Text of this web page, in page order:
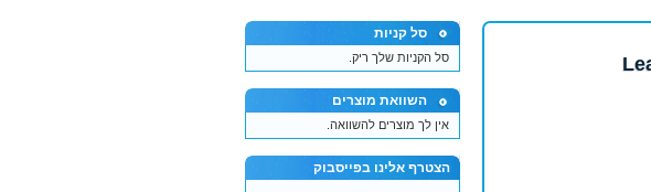
סל קניות
סל הקניות שלך ריק.
השוואת מוצרים
אין לך מוצרים להשוואה.
הצטרף אלינו בפייסבוק